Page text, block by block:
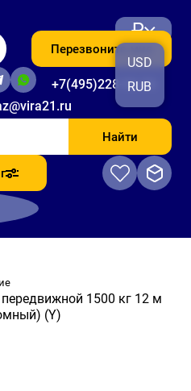
+7(495)228-06-56
Перезвоните мне
₽
USD
RUB
Найти
1500 кг 12 м
(Y)